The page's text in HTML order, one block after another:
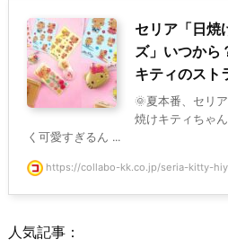
セリア「日焼
ズ」いつから
キティのスト
🌞夏本番、セリ
焼けキティちゃ
く可愛すぎるん ...
https://collabo-kk.co.jp/seria-kitty-
人気記事：